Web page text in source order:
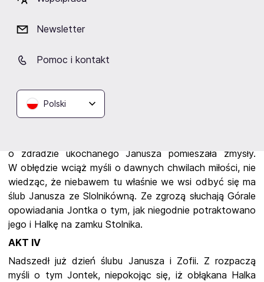
Newsletter
Pomoc i kontakt
Polski
nic o stosunku łączącym tych dwoje. Jednak z jego
zmieszanie Janusza i niepokój Zofii, Dziemba, zaufany
wrota.
W górach, w rodzinnej wsi Halki i Jontka, w dzień
świąteczny Górale odpoczywają po całotygodniowej
o zdradzie ukochanego Janusza pomieszała zmysły.
W obłędzie wciąż myśli o dawnych chwilach miłości, nie
wiedząc, że niebawem tu właśnie we wsi odbyć się ma
ślub Janusza ze Slolnikówną. Ze zgrozą słuchają Górale
opowiadania Jontka o tym, jak niegodnie potraktowano
jego i Halkę na zamku Stolnika.
AKT IV
Nadszedł już dzień ślubu Janusza i Zofii. Z rozpaczą
myśli o tym Jontek, niepokojąc się, iż obłąkana Halka